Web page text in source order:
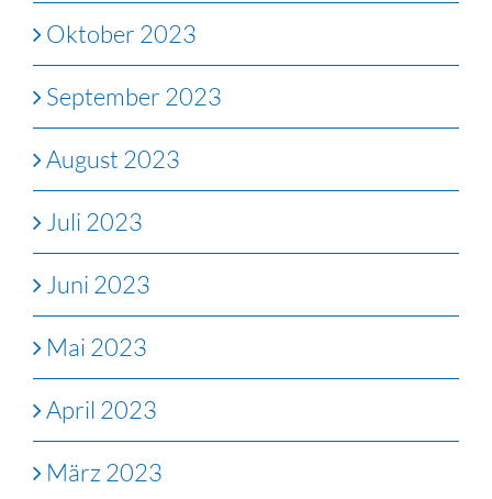
Oktober 2023
September 2023
August 2023
Juli 2023
Juni 2023
Mai 2023
April 2023
März 2023